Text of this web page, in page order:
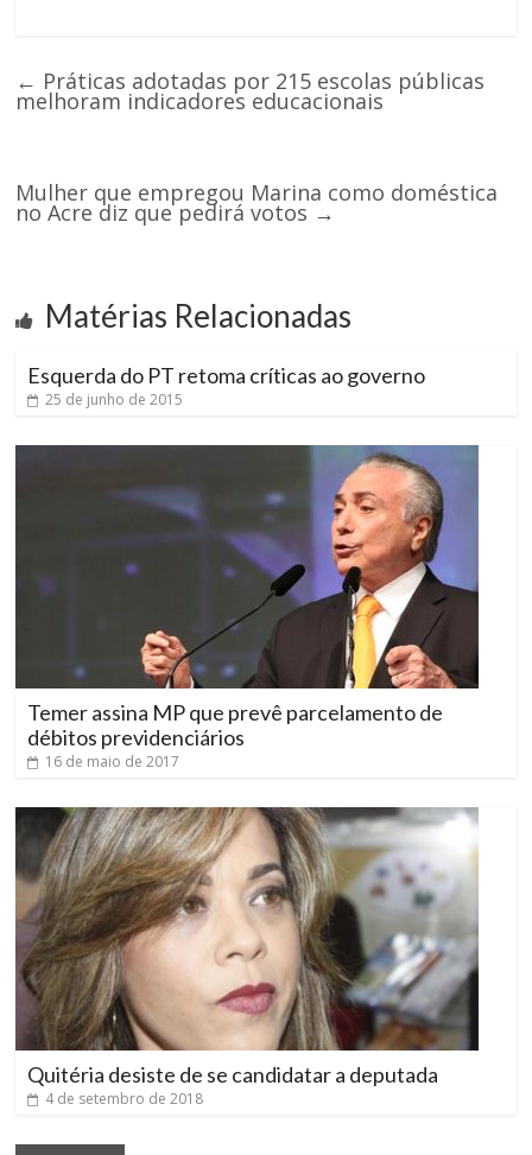
← Práticas adotadas por 215 escolas públicas
melhoram indicadores educacionais
Mulher que empregou Marina como doméstica
no Acre diz que pedirá votos →
Matérias Relacionadas
Esquerda do PT retoma críticas ao governo
25 de junho de 2015
Temer assina MP que prevê parcelamento de
débitos previdenciários
16 de maio de 2017
Quitéria desiste de se candidatar a deputada
4 de setembro de 2018